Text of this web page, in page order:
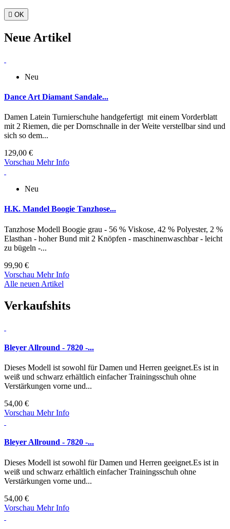
 OK
Neue Artikel
Neu
Dance Art Diamant Sandale...
Damen Latein Turnierschuhe handgefertigt mit einem Vorderblatt
mit 2 Riemen, die per Dornschnalle in der Weite verstellbar sind und
sich so dem...
129,00 €
Vorschau Mehr Info
Neu
H.K. Mandel Boogie Tanzhose...
Tanzhose Modell Boogie grau - 56 % Viskose, 42 % Polyester, 2 %
Elasthan - hoher Bund mit 2 Knöpfen - maschinenwaschbar - leicht
zu bügeln -...
99,90 €
Vorschau Mehr Info
Alle neuen Artikel
Verkaufshits
Bleyer Allround - 7820 -...
Dieses Modell ist sowohl für Damen und Herren geeignet.Es ist in
weiß und schwarz erhältlich einfacher Trainingsschuh ohne
Verstärkungen vorne und...
54,00 €
Vorschau Mehr Info
Bleyer Allround - 7820 -...
Dieses Modell ist sowohl für Damen und Herren geeignet.Es ist in
weiß und schwarz erhältlich einfacher Trainingsschuh ohne
Verstärkungen vorne und...
54,00 €
Vorschau Mehr Info